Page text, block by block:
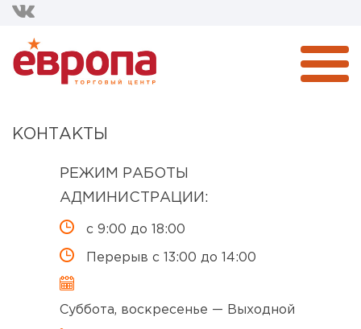
КОНТАКТЫ
РЕЖИМ РАБОТЫ
АДМИНИСТРАЦИИ:
с 9:00 до 18:00
Перерыв с 13:00 до 14:00
Суббота, воскресенье — Выходной